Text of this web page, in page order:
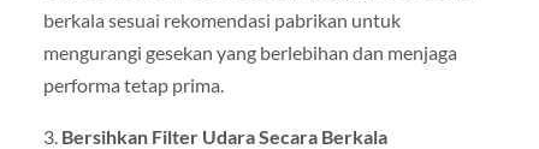
berkala sesuai rekomendasi pabrikan untuk
mengurangi gesekan yang berlebihan dan menjaga
performa tetap prima.
3. Bersihkan Filter Udara Secara Berkala